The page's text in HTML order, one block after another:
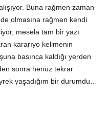
Buna rağmen zaman
olmasına rağmen kendi
mesela tam bir yazı
kararıyo kelimenin
basınca kaldığı yerden
sonra henüz tekrar
yaşadığım bir durumdu…